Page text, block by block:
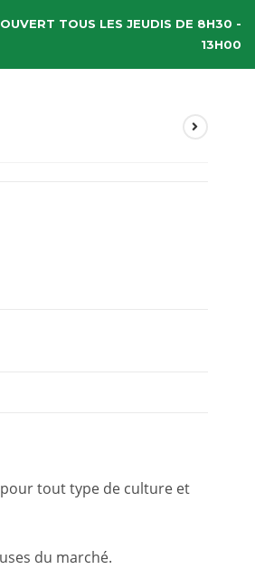
TOUS LES JEUDIS DE 8H30 -
13H00
tout type de culture et
du marché.